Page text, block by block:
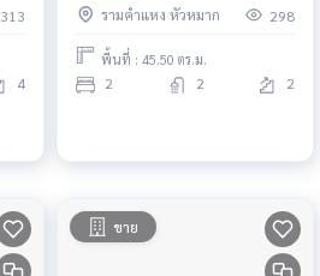
313
4
รามคำแหง หัวหมาก
298
พื้นที่ : 45.50 ตร.ม.
2 2 2
ขาย